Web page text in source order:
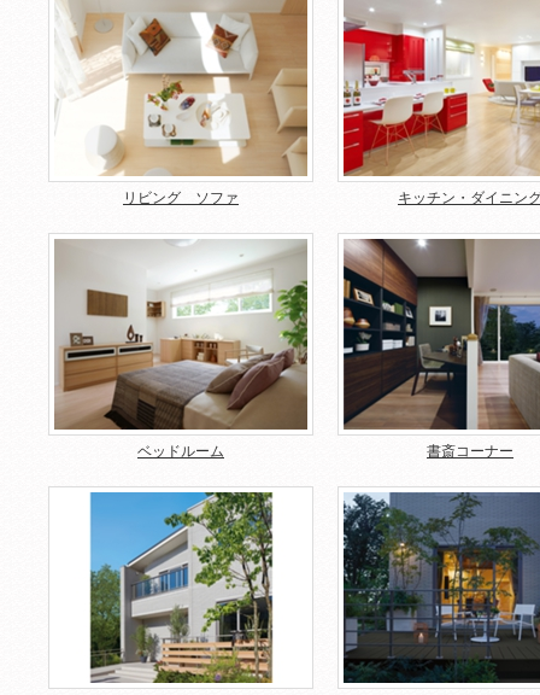
リビング ソファ キッチン・ダイニン
ベッドルーム 書斎コーナー